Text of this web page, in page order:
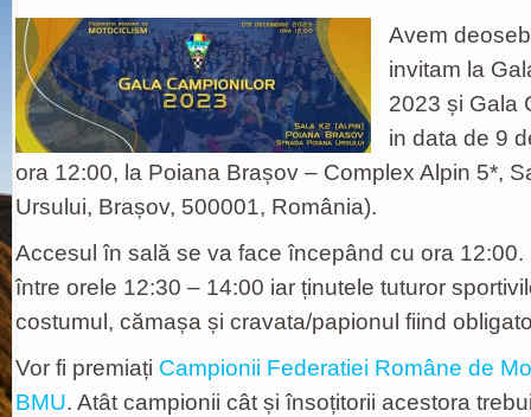
Avem
invitam la
2023 și Gala
in data de 9
ora 12:00, la Poiana Brașov – Complex Alpin 5*,
Ursului, Brașov, 500001, România).
Accesul în sală se va face începând cu ora
între orele 12:30 – 14:00 iar ținutele tuturor
costumul, cămașa și cravata/papionul fiind
Vor fi premiați Campionii Federatiei Române de
BMU. Atât campionii cât și însoțitorii acestora